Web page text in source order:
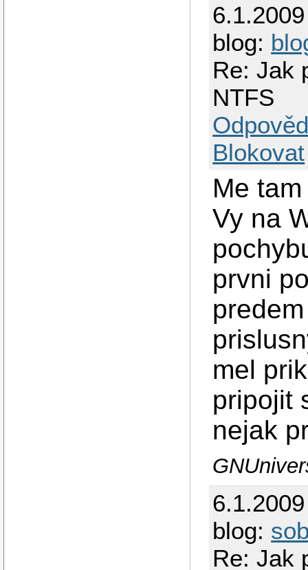
blog:
Re: Jak
NTFS
Blokovat
Me
Vy na
prvni
mel
pripojit
nejak
blog:
Re: Jak